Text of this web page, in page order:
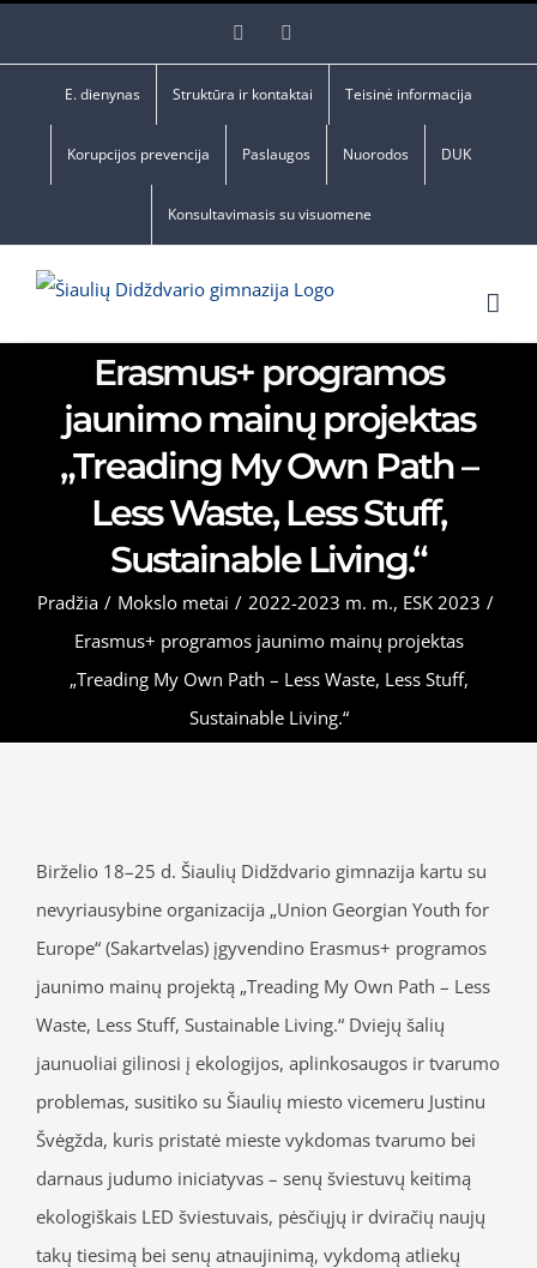
Facebook
E. dienynas Struktūra ir kontaktai Teisinė informacija
Korupcijos prevencija Paslaugos Nuorodos DUK
Konsultavimasis su visuomene
Erasmus+ programos
jaunimo mainų projektas
„Treading My Own Path –
Less Waste, Less Stuff,
Sustainable Living.“
Pradžia / Mokslo metai / 2022-2023 m. m., ESK 2023 /
Erasmus+ programos jaunimo mainų projektas
„Treading My Own Path – Less Waste, Less Stuff,
Sustainable Living.“
Birželio 18–25 d. Šiaulių Didždvario gimnazija kartu su
nevyriausybine organizacija „Union Georgian Youth for
Europe“ (Sakartvelas) įgyvendino Erasmus+ programos
jaunimo mainų projektą „Treading My Own Path – Less
Waste, Less Stuff, Sustainable Living.“ Dviejų šalių
jaunuoliai gilinosi į ekologijos, aplinkosaugos ir tvarumo
problemas, susitiko su Šiaulių miesto vicemeru Justinu
Švėgžda, kuris pristatė mieste vykdomas tvarumo bei
darnaus judumo iniciatyvas – senų šviestuvų keitimą
ekologiškais LED šviestuvais, pėsčiųjų ir dviračių naujų
takų tiesimą bei senų atnaujinimą, vykdomą atliekų